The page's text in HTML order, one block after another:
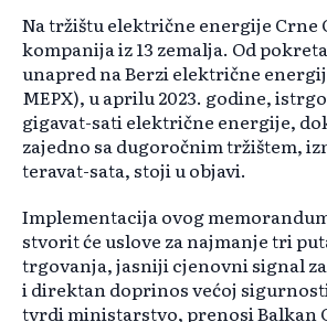
Na tržištu električne energije Crne
kompanija iz 13 zemalja. Od
unapred na Berzi električne
MEPX), u aprilu 2023. godine,
gigavat-sati električne energije,
zajedno sa dugoročnim tržištem,
teravat-sata, stoji u objavi.
Implementacija ovog
stvorit će uslove za najmanje tri
trgovanja, jasniji cjenovni signal
i direktan doprinos većoj
tvrdi ministarstvo, prenosi Balkan